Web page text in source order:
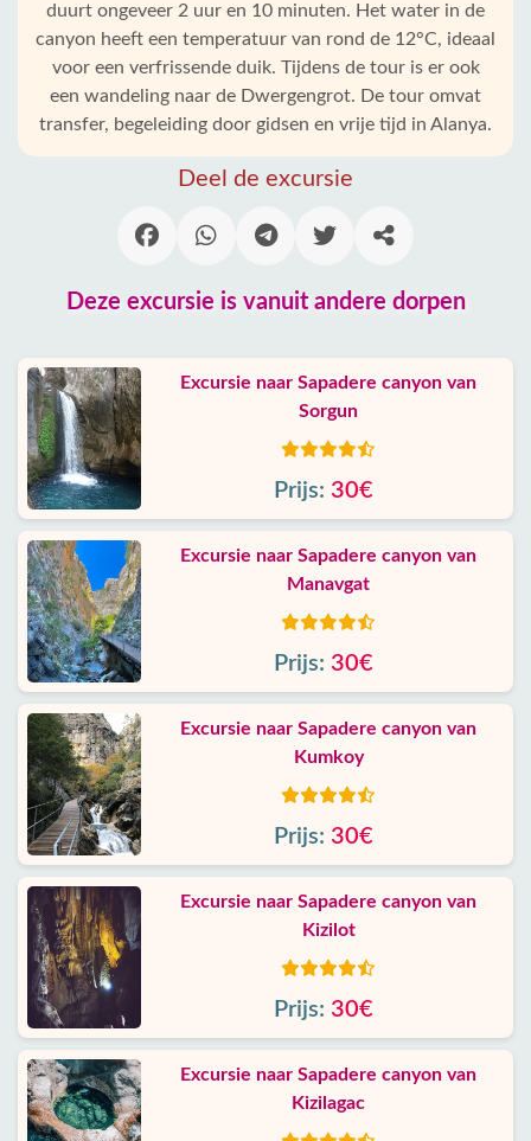
duurt ongeveer 2 uur en 10 minuten. Het water in de
canyon heeft een temperatuur van rond de 12°C, ideaal
voor een verfrissende duik. Tijdens de tour is er ook
een wandeling naar de Dwergengrot. De tour omvat
transfer, begeleiding door gidsen en vrije tijd in Alanya.
Deel de excursie
Deze excursie is vanuit andere dorpen
Excursie naar Sapadere canyon van
Sorgun
Prijs: 30€
Excursie naar Sapadere canyon van
Manavgat
Prijs: 30€
Excursie naar Sapadere canyon van
Kumkoy
Prijs: 30€
Excursie naar Sapadere canyon van
Kizilot
Prijs: 30€
Excursie naar Sapadere canyon van
Kizilagac